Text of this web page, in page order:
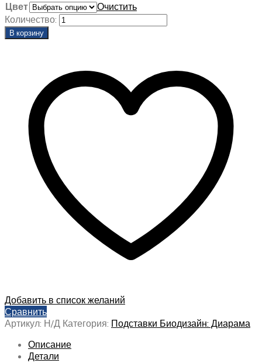
Цвет
Очистить
Количество:
В корзину
Добавить в список желаний
Сравнить
Артикул: Н/Д Категория: Подставки Биодизайн: Диарама
Описание
Детали